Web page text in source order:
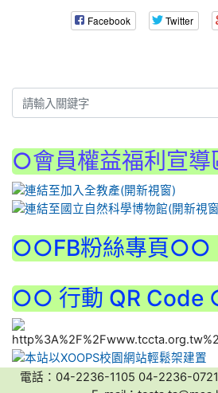
Facebook Twitter
○會員權益福利宣
○○FB粉絲專頁○○
○○ 行動 QR
電話：04-2236-1105 04-2236-